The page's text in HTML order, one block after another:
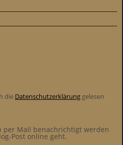
die Datenschutzerklärung gelesen
per Mail benachrichtigt werden
Post online geht.